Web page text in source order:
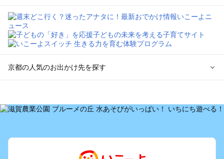
京都の人気のお出かけ先を探す
を探す
宇治・京都南部（長岡京・山崎）のプールお出かけ
出かけ
天橋立・舞鶴・丹後半島のプールお出かけ